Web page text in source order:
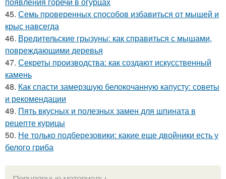
45. Семь проверенных способов избавиться от мышей и
крыс навсегда
46. Вредительские грызуны: как справиться с мышами,
повреждающими деревья
47. Секреты производства: как создают искусственный
камень
48. Как спасти замерзшую белокочанную капусту: советы
и рекомендации
49. Пять вкусных и полезных замен для шпината в
рецепте курицы
50. Не только подберезовики: какие еще двойники есть у
белого гриба